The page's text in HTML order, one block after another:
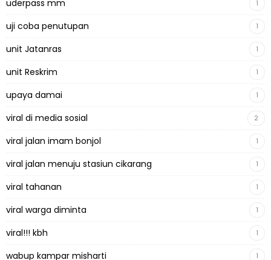
uderpass mm 1
uji coba penutupan 1
unit Jatanras 1
unit Reskrim 1
upaya damai 1
viral di media sosial 2
viral jalan imam bonjol 1
viral jalan menuju stasiun cikarang 1
viral tahanan 1
viral warga diminta 1
viral!!! kbh 1
wabup kampar misharti 1